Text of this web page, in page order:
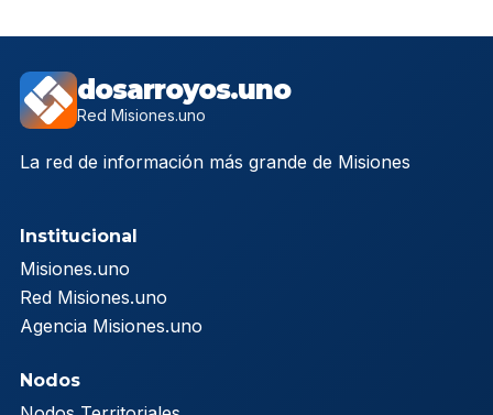
dosarroyos.uno
Red Misiones.uno
La red de información más grande de Misiones
Institucional
Misiones.uno
Red Misiones.uno
Agencia Misiones.uno
Nodos